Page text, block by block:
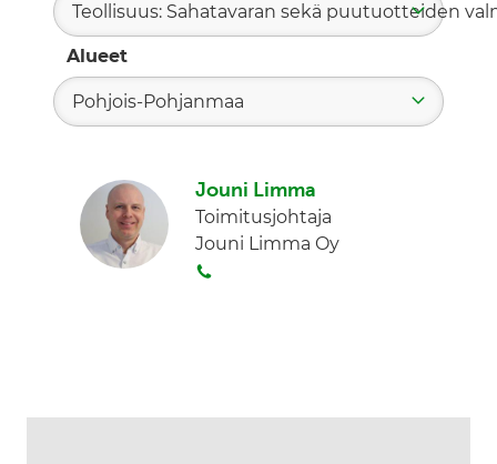
Teollisuus: Sahatavaran sekä puutuotteiden
Alueet
Pohjois-Pohjanmaa
Jouni Limma
Toimitusjohtaja
Jouni Limma Oy